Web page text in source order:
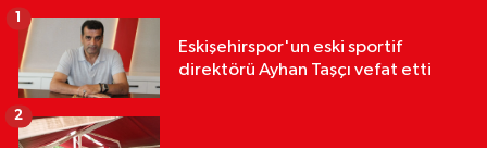
Eskişehirspor'un eski sportif
direktörü Ayhan Taşçı vefat etti
2